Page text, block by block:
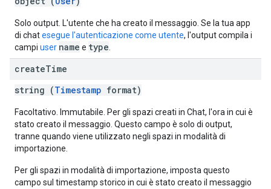
Solo output. L'utente che ha creato il messaggio. Se la tua app
di chatesegue l'autenticazione come utente, l'output compila i
campi user name e type
createTime
string (Timestamp format)
Facoltativo. Immutabile. Per gli spazi creati in Chat, l'ora in cui è
stato creato il messaggio. Questo campo è solo di output,
tranne quando viene utilizzato negli spazi in modalità di
importazione.
Per gli spazi in modalità di importazione, imposta questo
campo sul timestamp storico in cui è stato creato il messaggio